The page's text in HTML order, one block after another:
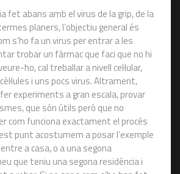
fet abans amb el virus de la grip, de la
planers, l’objectiu general és
s’ho fa un virus per entrar a les
trobar un fàrmac que faci que no hi
ho, cal treballar a nivell cel·lular,
i uns pocs virus. Altrament,
experiments a gran escala, provar
que són útils però que no
com funciona exactament el procés
punt acostumem a posar l’exemple
a casa, o a una segona
que teniu una segona residència i